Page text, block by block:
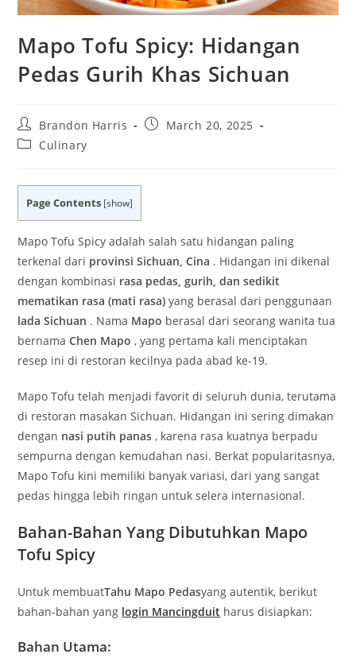
Mapo Tofu Spicy: Hidangan
Pedas Gurih Khas Sichuan
Post
author:
Brandon Harris
PostMarch 20, 2025
PostCulinary
Page Contents [show]
Mapo Tofu Spicyadalah salah satu hidangan paling
terkenal dari provinsi Sichuan, Cina . Hidangan ini dikenal
dengan kombinasi rasa pedas, gurih, dan sedikit
mematikan rasa (mati rasa) yang berasal dari penggunaan
lada Sichuan . Nama Mapo berasal dari seorang wanita tua
bernamaChen Mapo , yang pertama kali menciptakan
resep ini di restoran kecilnya pada abad ke-19.
Mapo Tofu telah menjadi favorit di seluruh dunia, terutama
di restoran masakan Sichuan. Hidangan ini sering dimakan
dengan nasi putih panas , karena rasa kuatnya berpadu
sempurna dengan kemudahan nasi. Berkat popularitasnya,
Mapo Tofu kini memiliki banyak variasi, dari yang sangat
pedas hingga lebih ringan untuk selera internasional.
Bahan-Bahan Yang Dibutuhkan Mapo
Tofu Spicy
Untuk membuatTahu Mapo Pedasyang autentik, berikut
bahan-bahan yang login Mancingduit harus disiapkan:
Bahan Utama: